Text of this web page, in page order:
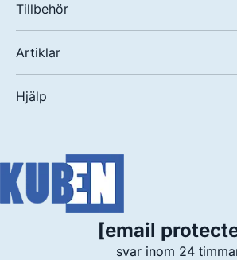
Tillbehör
Artiklar
Hjälp
[email
svar inom 24